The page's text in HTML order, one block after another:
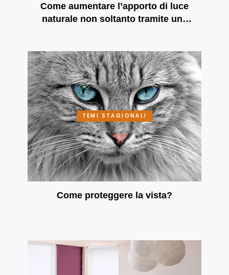
Come aumentare l’apporto di luce
naturale non soltanto tramite una
TEMI STAGIONALI
Come proteggere la vista?